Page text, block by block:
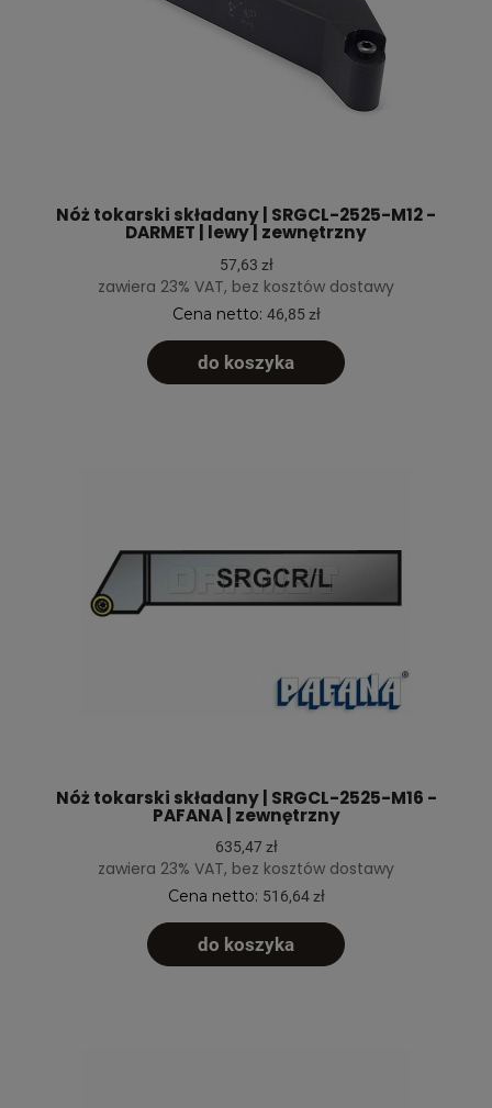
Nóż tokarski składany | SRGCL-2525-M12 -
DARMET | lewy | zewnętrzny
57,63 zł
zawiera 23% VAT, bez kosztów dostawy
Cena netto: 46,85 zł
do koszyka
Nóż tokarski składany | SRGCL-2525-M16 -
PAFANA | zewnętrzny
635,47 zł
zawiera 23% VAT, bez kosztów dostawy
Cena netto: 516,64 zł
do koszyka